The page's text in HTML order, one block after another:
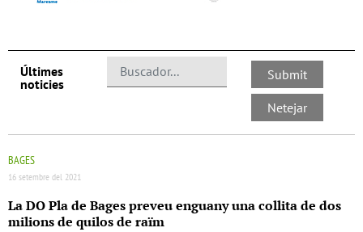
Últimes
noticies
BAGES
16 setembre del 2021
La DO Pla de Bages preveu enguany una collita de dos
milions de quilos de raïm